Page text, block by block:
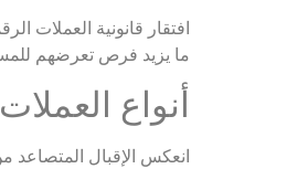
افتقار قانونية العملات
ما يزيد فرص تعرضهم
أنواع
انعكس الإقبال المتصاعد